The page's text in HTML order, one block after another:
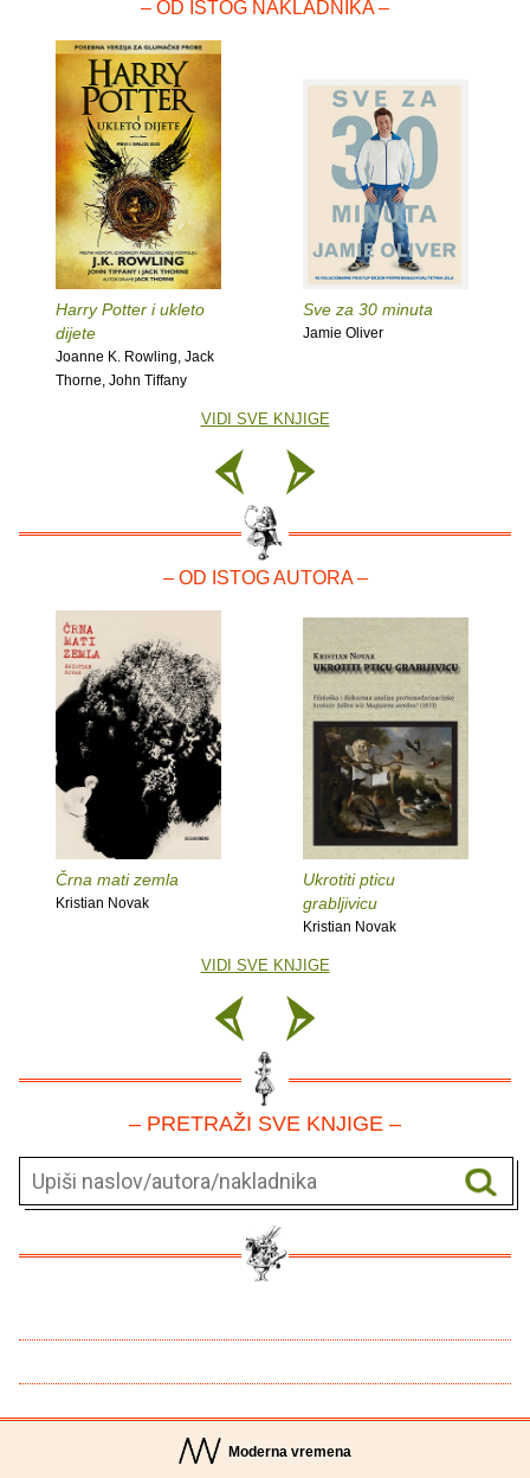
– OD ISTOG NAKLADNIKA –
Harry Potter i ukleto
dijete
Joanne K. Rowling, Jack
Thorne, John Tiffany
Sve za 30 minuta
Jamie Oliver
VIDI SVE KNJIGE
– OD ISTOG AUTORA –
Črna mati zemla
Kristian Novak
Ukrotiti pticu
grabljivicu
Kristian Novak
VIDI SVE KNJIGE
– PRETRAŽI SVE KNJIGE –
Moderna vremena